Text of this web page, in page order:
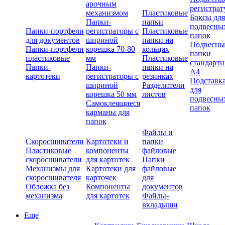
Папки-портфели
для документов
Папки-портфели
пластиковые
Папки-
картотеки
арочным
механизмом
Папки-
регистраторы с
шириной
корешка 70-80
мм
Папки-
регистраторы с
шириной
корешка 50 мм
Самоклеящиеся
карманы для
папок
Пластиковые
папки
Пластиковые
папки на
кольцах
Пластиковые
папки на
резинках
Разделители
листов
Боксы для
папок
папки
А4
для
папок
Скоросшиватели
Пластиковые
скоросшиватели
Механизмы для
скоросшивателя
Обложка без
механизма
Картотеки и
компоненты
для картотек
Картотеки для
карточек
Компоненты
для картотек
Файлы и
папки
файловые
Папки
файловые
для
документов
Файлы-
вкладыши
Еще